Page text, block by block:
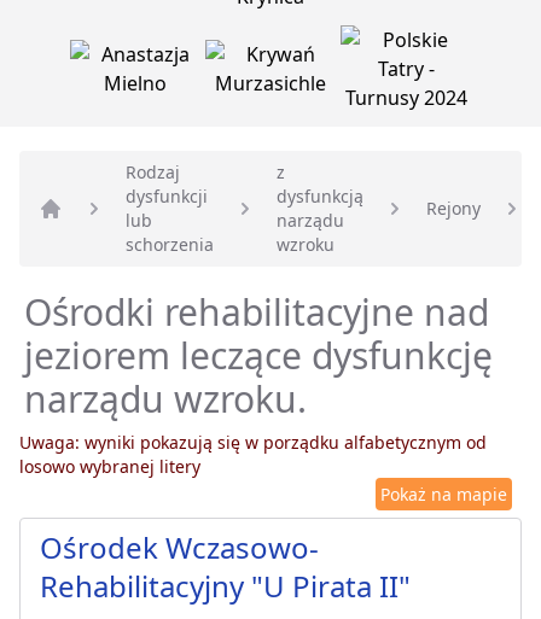
Strona główna
Rodzaj
dysfunkcji
lub
schorzenia
z
dysfunkcją
narządu
wzroku
Rejony
Ośrodki rehabilitacyjne nad
jeziorem leczące dysfunkcję
narządu wzroku.
Uwaga: wyniki pokazują się w porządku alfabetycznym od
losowo wybranej litery
Pokaż na mapie
Ośrodek Wczasowo-
Rehabilitacyjny "U Pirata II"